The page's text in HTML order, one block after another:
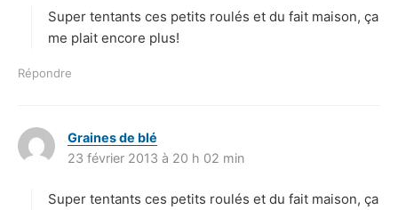
:
Super tentants ces petits roulés et du fait maison, ça
me plait encore plus!
Répondre
Graines de blé
23 février 2013 à 20 h 02 min
Super tentants ces petits roulés et du fait maison, ça